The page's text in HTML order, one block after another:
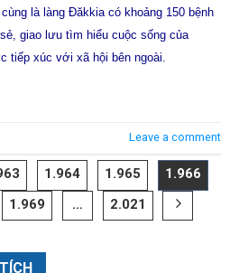
là làng Đăkkia có khoảng 150 bệnh
giao lưu tìm hiểu cuộc sống của
tiếp xúc với xã hội bên ngoài.
Leave a comment
1.964 1.965
1.966
1.969 … 2.021